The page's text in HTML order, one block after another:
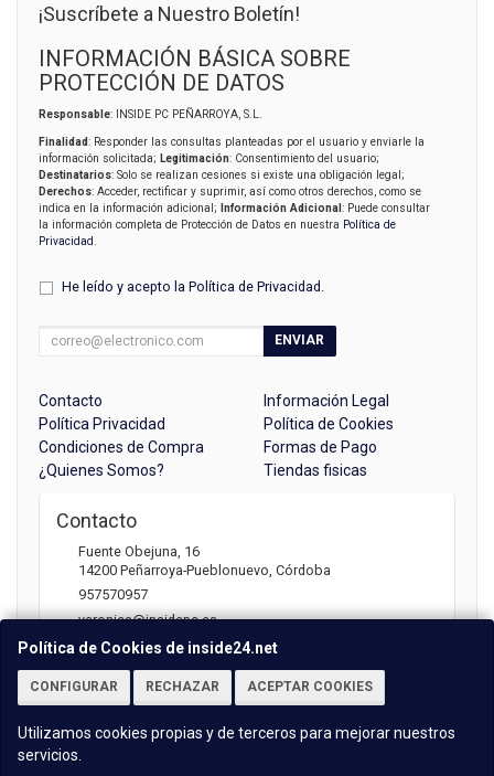
Política de Cookies de inside24.net
CONFIGURAR RECHAZAR ACEPTAR COOKIES
Utilizamos cookies propias y de terceros para mejorar nuestros
servicios.
¡Suscríbete a Nuestro Boletín!
INFORMACIÓN BÁSICA SOBRE
PROTECCIÓN DE DATOS
Responsable: INSIDE PC PEÑARROYA, S.L.
Finalidad: Responder las consultas planteadas por el usuario y enviarle la
información solicitada; Legitimación: Consentimiento del usuario;
Destinatarios: Solo se realizan cesiones si existe una obligación legal;
Derechos: Acceder, rectificar y suprimir, así como otros derechos, como se
indica en la información adicional;
Información Adicional : Puede consultar
la información completa de Protección de Datos en nuestra Política de
Privacidad
He leído y acepto la Política de Privacidad
ENVIAR
Contacto
Información Legal
Política Privacidad
Política de Cookies
Condiciones de Compra
Formas de Pago
¿Quienes Somos?
Tiendas fisicas
Contacto
Fuente Obejuna, 16
14200 Peñarroya-Pueblonuevo Córdoba
957570957
veronica@insidepc.es
Horario
Atención telefónica: 09:30 - 13:30 | 17:00 -20:30